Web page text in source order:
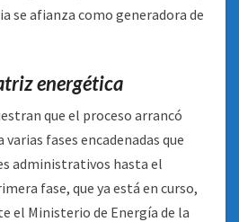
se afianza como generadora de
energética
que el proceso arrancó
fases encadenadas que
administrativos hasta el
fase, que ya está en curso,
el Ministerio de Energía de la